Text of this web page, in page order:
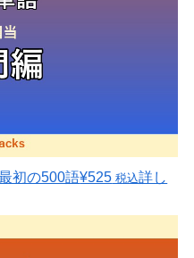
初の500語¥525 税込詳し